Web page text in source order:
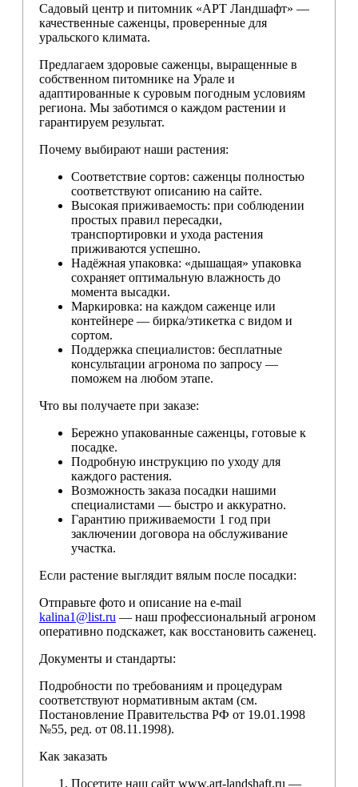
Садовый центр и питомник «АРТ Ландшафт» —
качественные саженцы, проверенные для
уральского климата.
Предлагаем здоровые саженцы, выращенные в
собственном питомнике на Урале и
адаптированные к суровым погодным условиям
региона. Мы заботимся о каждом растении и
гарантируем результат.
Почему выбирают наши растения:
Соответствие сортов: саженцы полностью
соответствуют описанию на сайте.
Высокая приживаемость: при соблюдении
простых правил пересадки,
транспортировки и ухода растения
приживаются успешно.
Надёжная упаковка: «дышащая» упаковка
сохраняет оптимальную влажность до
момента высадки.
Маркировка: на каждом саженце или
контейнере — бирка/этикетка с видом и
сортом.
Поддержка специалистов: бесплатные
консультации агронома по запросу —
поможем на любом этапе.
Что вы получаете при заказе:
Бережно упакованные саженцы, готовые к
посадке.
Подробную инструкцию по уходу для
каждого растения.
Возможность заказа посадки нашими
специалистами — быстро и аккуратно.
Гарантию приживаемости 1 год при
заключении договора на обслуживание
участка.
Если растение выглядит вялым после посадки:
Отправьте фото и описание на e-mail
kalina1@list.ru — наш профессиональный агроном
оперативно подскажет, как восстановить саженец.
Документы и стандарты:
Подробности по требованиям и процедурам
соответствуют нормативным актам (см.
Постановление Правительства РФ от 19.01.1998
№55, ред. от 08.11.1998).
Как заказать
Посетите наш сайт www.art-landshaft.ru —